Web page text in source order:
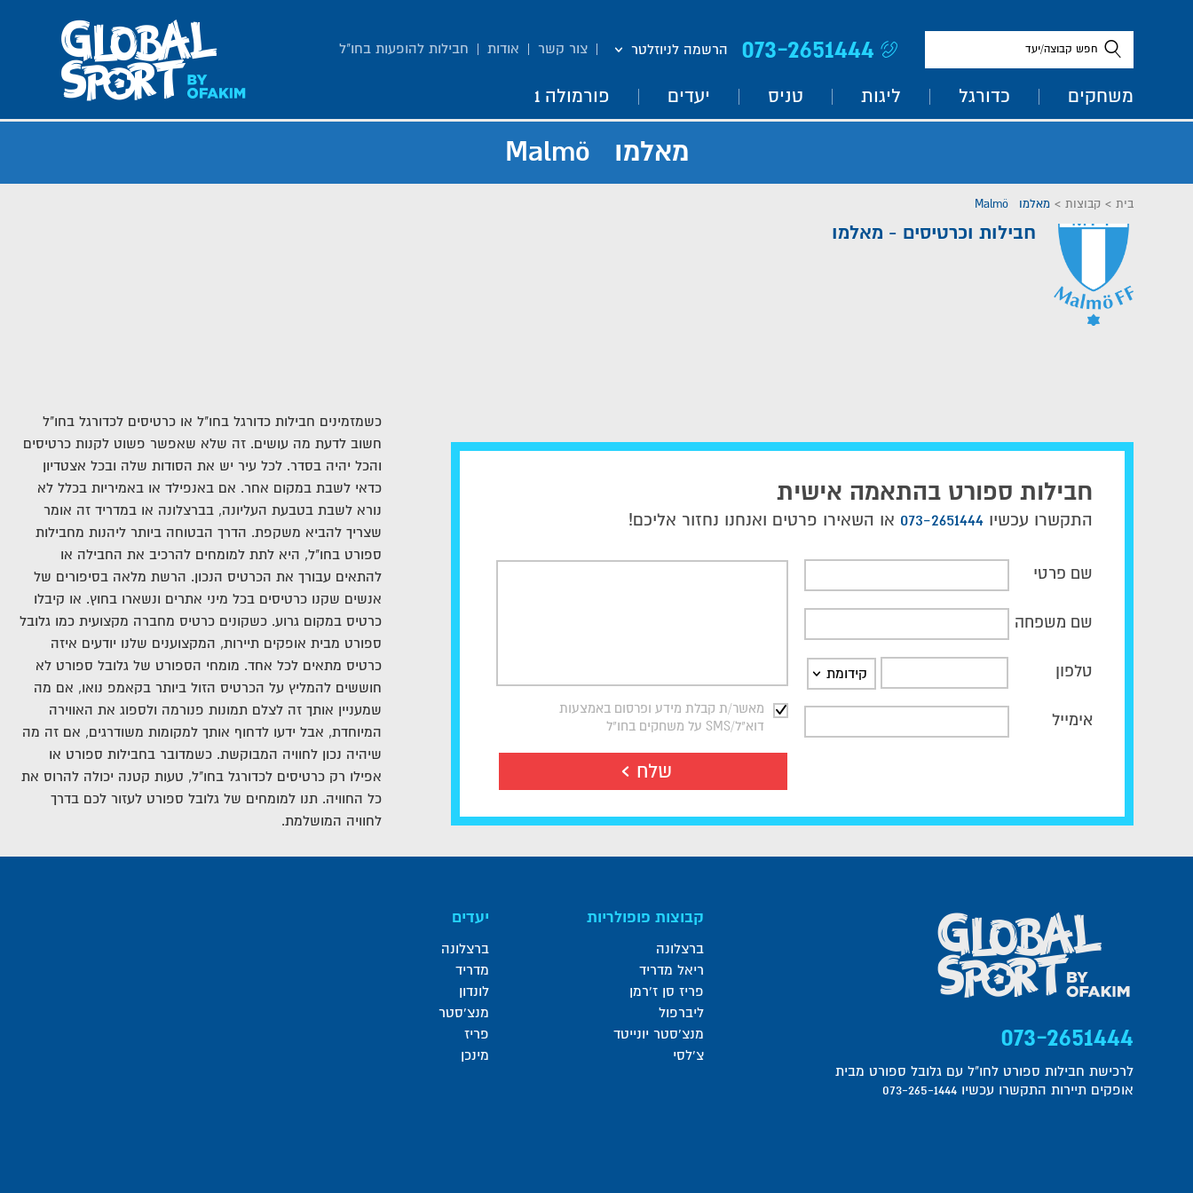
חפש קבוצה/יעד 073-2651444 הרשמה לניוזלטר צור קשר אודות חבילות להופעות בחו"ל
משחקים כדורגל ליגות טניס יעדים פורמולה 1
מאלמו Malmö
בית > קבוצות > מאלמו Malmö
חבילות וכרטיסים - מאלמו
חבילות ספורט בהתאמה אישית
התקשרו עכשיו073-2651444 או השאירו פרטים ואנחנו נחזור אליכם!
שם פרטי
שם משפחה
טלפון קידומת
אימייל
מאשר/ת קבלת מידע ופרסום באמצעות
דוא"ל/SMS על משחקים בחו"ל
שלח
כשמזמינים חבילות כדורגל בחו"ל או כרטיסים לכדורגל בחו"ל
חשוב לדעת מה עושים. זה שלא שאפשר פשוט לקנות כרטיסים
והכל יהיה בסדר. לכל עיר יש את הסודות שלה ובכל אצטדיון
כדאי לשבת במקום אחר. אם באנפילד או באמיריות בכלל לא
נורא לשבת בטבעת העליונה, בברצלונה או במדריד זה אומר
שצריך להביא משקפת. הדרך הבטוחה ביותר ליהנות מחבילות
ספורט בחו"ל, היא לתת למומחים להרכיב את החבילה או
להתאים עבורך את הכרטיס הנכון. הרשת מלאה בסיפורים של
אנשים שקנו כרטיסים בכל מיני אתרים ונשארו בחוץ. או קיבלו
כרטיס במקום גרוע. כשקונים כרטיס מחברה מקצועית כמו גלובל
ספורט מבית אופקים תיירות, המקצוענים שלנו יודעים איזה
כרטיס מתאים לכל אחד. מומחי הספורט של גלובל ספורט לא
חוששים להמליץ על הכרטיס הזול ביותר בקאמפ נואו, אם מה
שמעניין אותך זה לצלם תמונות פנורמה ולספוג את האווירה
המיוחדת, אבל ידעו לדחוף אותך למקומות משודרגים, אם זה מה
שיהיה נכון לחוויה המבוקשת. כשמדובר בחבילות ספורט או
אפילו רק כרטיסים לכדורגל בחו"ל, טעות קטנה יכולה להרוס את
כל החוויה. תנו למומחים של גלובל ספורט לעזור לכם בדרך
לחוויה המושלמת.
073-2651444
לרכישת חבילות ספורט לחו"ל עם גלובל ספורט מבית
אופקים תיירות התקשרו עכשיו 073-265-1444
קבוצות פופולריות
ברצלונה
ריאל מדריד
פריז סן ז'רמן
ליברפול
מנצ'סטר יונייטד
צ'לסי
יעדים
ברצלונה
מדריד
לונדון
מנצ'סטר
פריז
מינכן